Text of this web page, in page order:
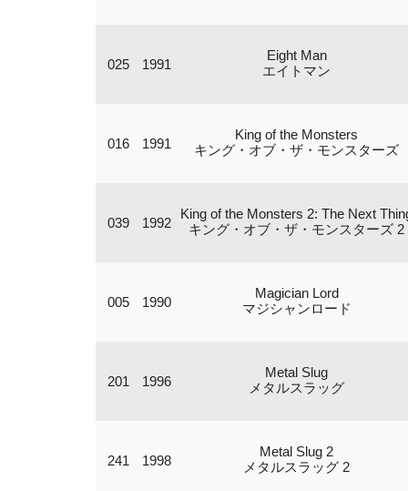
025 1991
Eight Man
エイトマン
016 1991
King of the Monsters
キング・オブ・ザ・モンスターズ
039 1992
King of the Monsters 2: The Next
キング・オブ・ザ・モンスターズ 2
005 1990
Magician Lord
マジシャンロード
201 1996
Metal Slug
メタルスラッグ
241 1998
Metal Slug 2
メタルスラッグ 2